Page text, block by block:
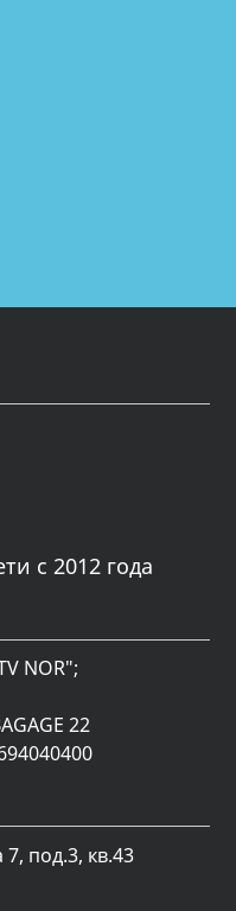
с 2012 года
NOR";
22
под.3, кв.43